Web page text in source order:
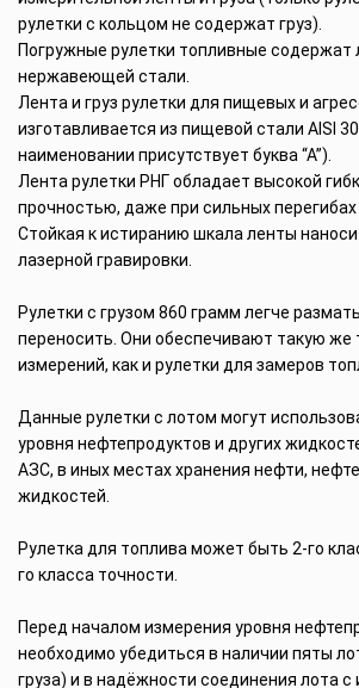
рулетки с кольцом не содержат груз).
Погружные рулетки топливные содержат
нержавеющей стали.
Лента и груз рулетки для пищевых и
изготавливается из пищевой стали AISI
наименовании присутствует буква “А”).
Лента рулетки РНГ обладает высокой
прочностью, даже при сильных
Стойкая к истиранию шкала ленты
лазерной гравировки.
Рулетки с грузом 860 грамм легче
переносить. Они обеспечивают такую же
измерений, как и рулетки для замеров
Данные рулетки с лотом могут
уровня нефтепродуктов и других
АЗС, в иных местах хранения нефти,
жидкостей.
Рулетка для топлива может быть 2-го
го класса точности.
Перед началом измерения уровня
необходимо убедиться в наличии пяты
груза) и в надёжности соединения лота с